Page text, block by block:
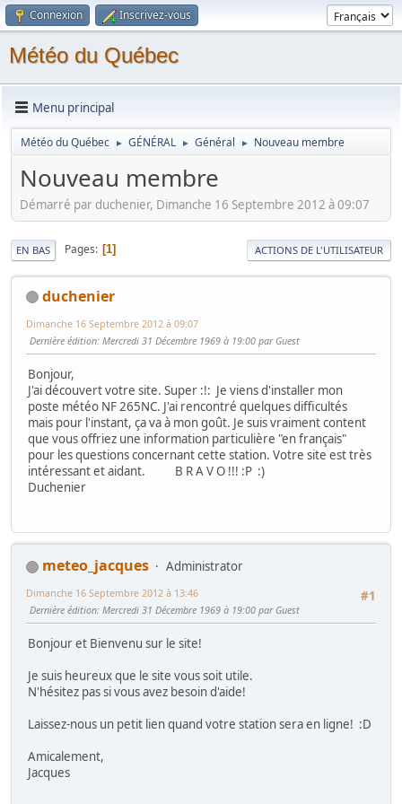
Connexion Inscrivez-vous
Météo du Québec
Menu principal
Météo du Québec ► GÉNÉRAL ► Général ► Nouveau membre
Nouveau membre
Démarré par duchenier, Dimanche 16 Septembre 2012 à 09:07
EN BAS Pages 1 ACTIONS DE L'UTILISATEUR
duchenier
Dimanche 16 Septembre 2012 à 09:07
Dernière édition: Mercredi 31 Décembre 1969 à 19:00 par Guest
Bonjour,
J'ai découvert votre site. Super :!: Je viens d'installer mon
poste météo NF 265NC. J'ai rencontré quelques difficultés
mais pour l'instant, ça va à mon goût. Je suis vraiment content
que vous offriez une information particulière "en français"
pour les questions concernant cette station. Votre site est très
intéressant et aidant. B R A V O !!! :P :)
Duchenier
meteo_jacques
Administrator
#1
Dimanche 16 Septembre 2012 à 13:46
Dernière édition: Mercredi 31 Décembre 1969 à 19:00 par Guest
Bonjour et Bienvenu sur le site!
Je suis heureux que le site vous soit utile.
N'hésitez pas si vous avez besoin d'aide!
Laissez-nous un petit lien quand votre station sera en ligne! :D
Amicalement,
Jacques